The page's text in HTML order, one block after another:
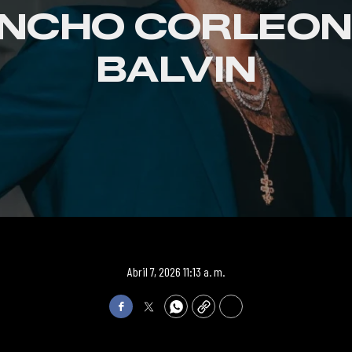
BALVIN
Abril 7, 2026 11:13 a. m.
FacebookTwitterWhatsApp
Copy Print